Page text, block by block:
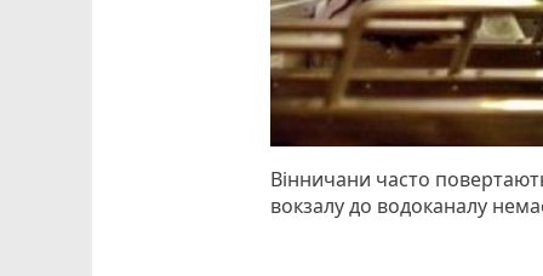
Вінничани часто
вокзалу до водоканалу